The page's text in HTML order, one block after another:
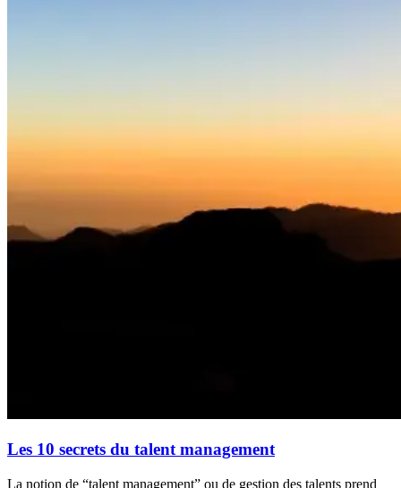
Les 10 secrets du talent management
La notion de “talent management” ou de gestion des talents prend